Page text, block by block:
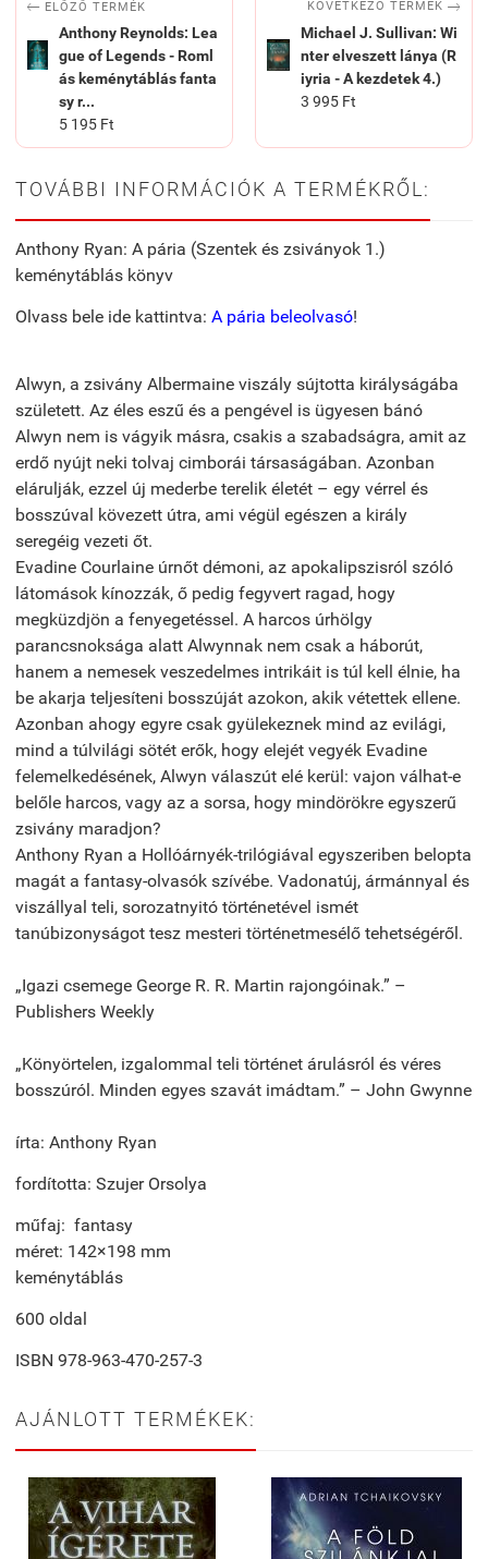
 ELŐZŐ TERMÉK
Anthony Reynolds: Lea
gue of Legends - Roml
ás keménytáblás fanta
sy r...
5 195 Ft
KÖVETKEZŐ TERMÉK 
Michael J. Sullivan: Wi
nter elveszett lánya (R
iyria - A kezdetek 4.)
3 995 Ft
TOVÁBBI INFORMÁCIÓK A TERMÉKRŐL:
Anthony Ryan: A pária (Szentek és zsiványok 1.)
keménytáblás könyv
Olvass bele ide kattintva: A pária beleolvasó!
Alwyn, a zsivány Albermaine viszály sújtotta királyságába
született. Az éles eszű és a pengével is ügyesen bánó
Alwyn nem is vágyik másra, csakis a szabadságra, amit az
erdő nyújt neki tolvaj cimborái társaságában. Azonban
elárulják, ezzel új mederbe terelik életét – egy vérrel és
bosszúval kövezett útra, ami végül egészen a király
seregéig vezeti őt.
Evadine Courlaine úrnőt démoni, az apokalipszisról szóló
látomások kínozzák, ő pedig fegyvert ragad, hogy
megküzdjön a fenyegetéssel. A harcos úrhölgy
parancsnoksága alatt Alwynnak nem csak a háborút,
hanem a nemesek veszedelmes intrikáit is túl kell élnie, ha
be akarja teljesíteni bosszúját azokon, akik vétettek ellene.
Azonban ahogy egyre csak gyülekeznek mind az evilági,
mind a túlvilági sötét erők, hogy elejét vegyék Evadine
felemelkedésének, Alwyn válaszút elé kerül: vajon válhat-e
belőle harcos, vagy az a sorsa, hogy mindörökre egyszerű
zsivány maradjon?
Anthony Ryan a Hollóárnyék-trilógiával egyszeriben belopta
magát a fantasy-olvasók szívébe. Vadonatúj, ármánnyal és
viszállyal teli, sorozatnyitó történetével ismét
tanúbizonyságot tesz mesteri történetmesélő tehetségéről.
„Igazi csemege George R. R. Martin rajongóinak.” –
Publishers Weekly
„Könyörtelen, izgalommal teli történet árulásról és véres
bosszúról. Minden egyes szavát imádtam.” – John Gwynne
írta: Anthony Ryan
fordította: Szujer Orsolya
műfaj: fantasy
méret: 142×198 mm
keménytáblás
600 oldal
ISBN 978-963-470-257-3
AJÁNLOTT TERMÉKEK: